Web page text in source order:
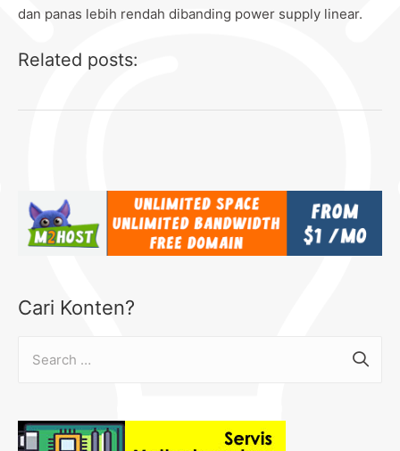
dan panas lebih rendah dibanding power supply linear.
Related posts:
Cari Konten?